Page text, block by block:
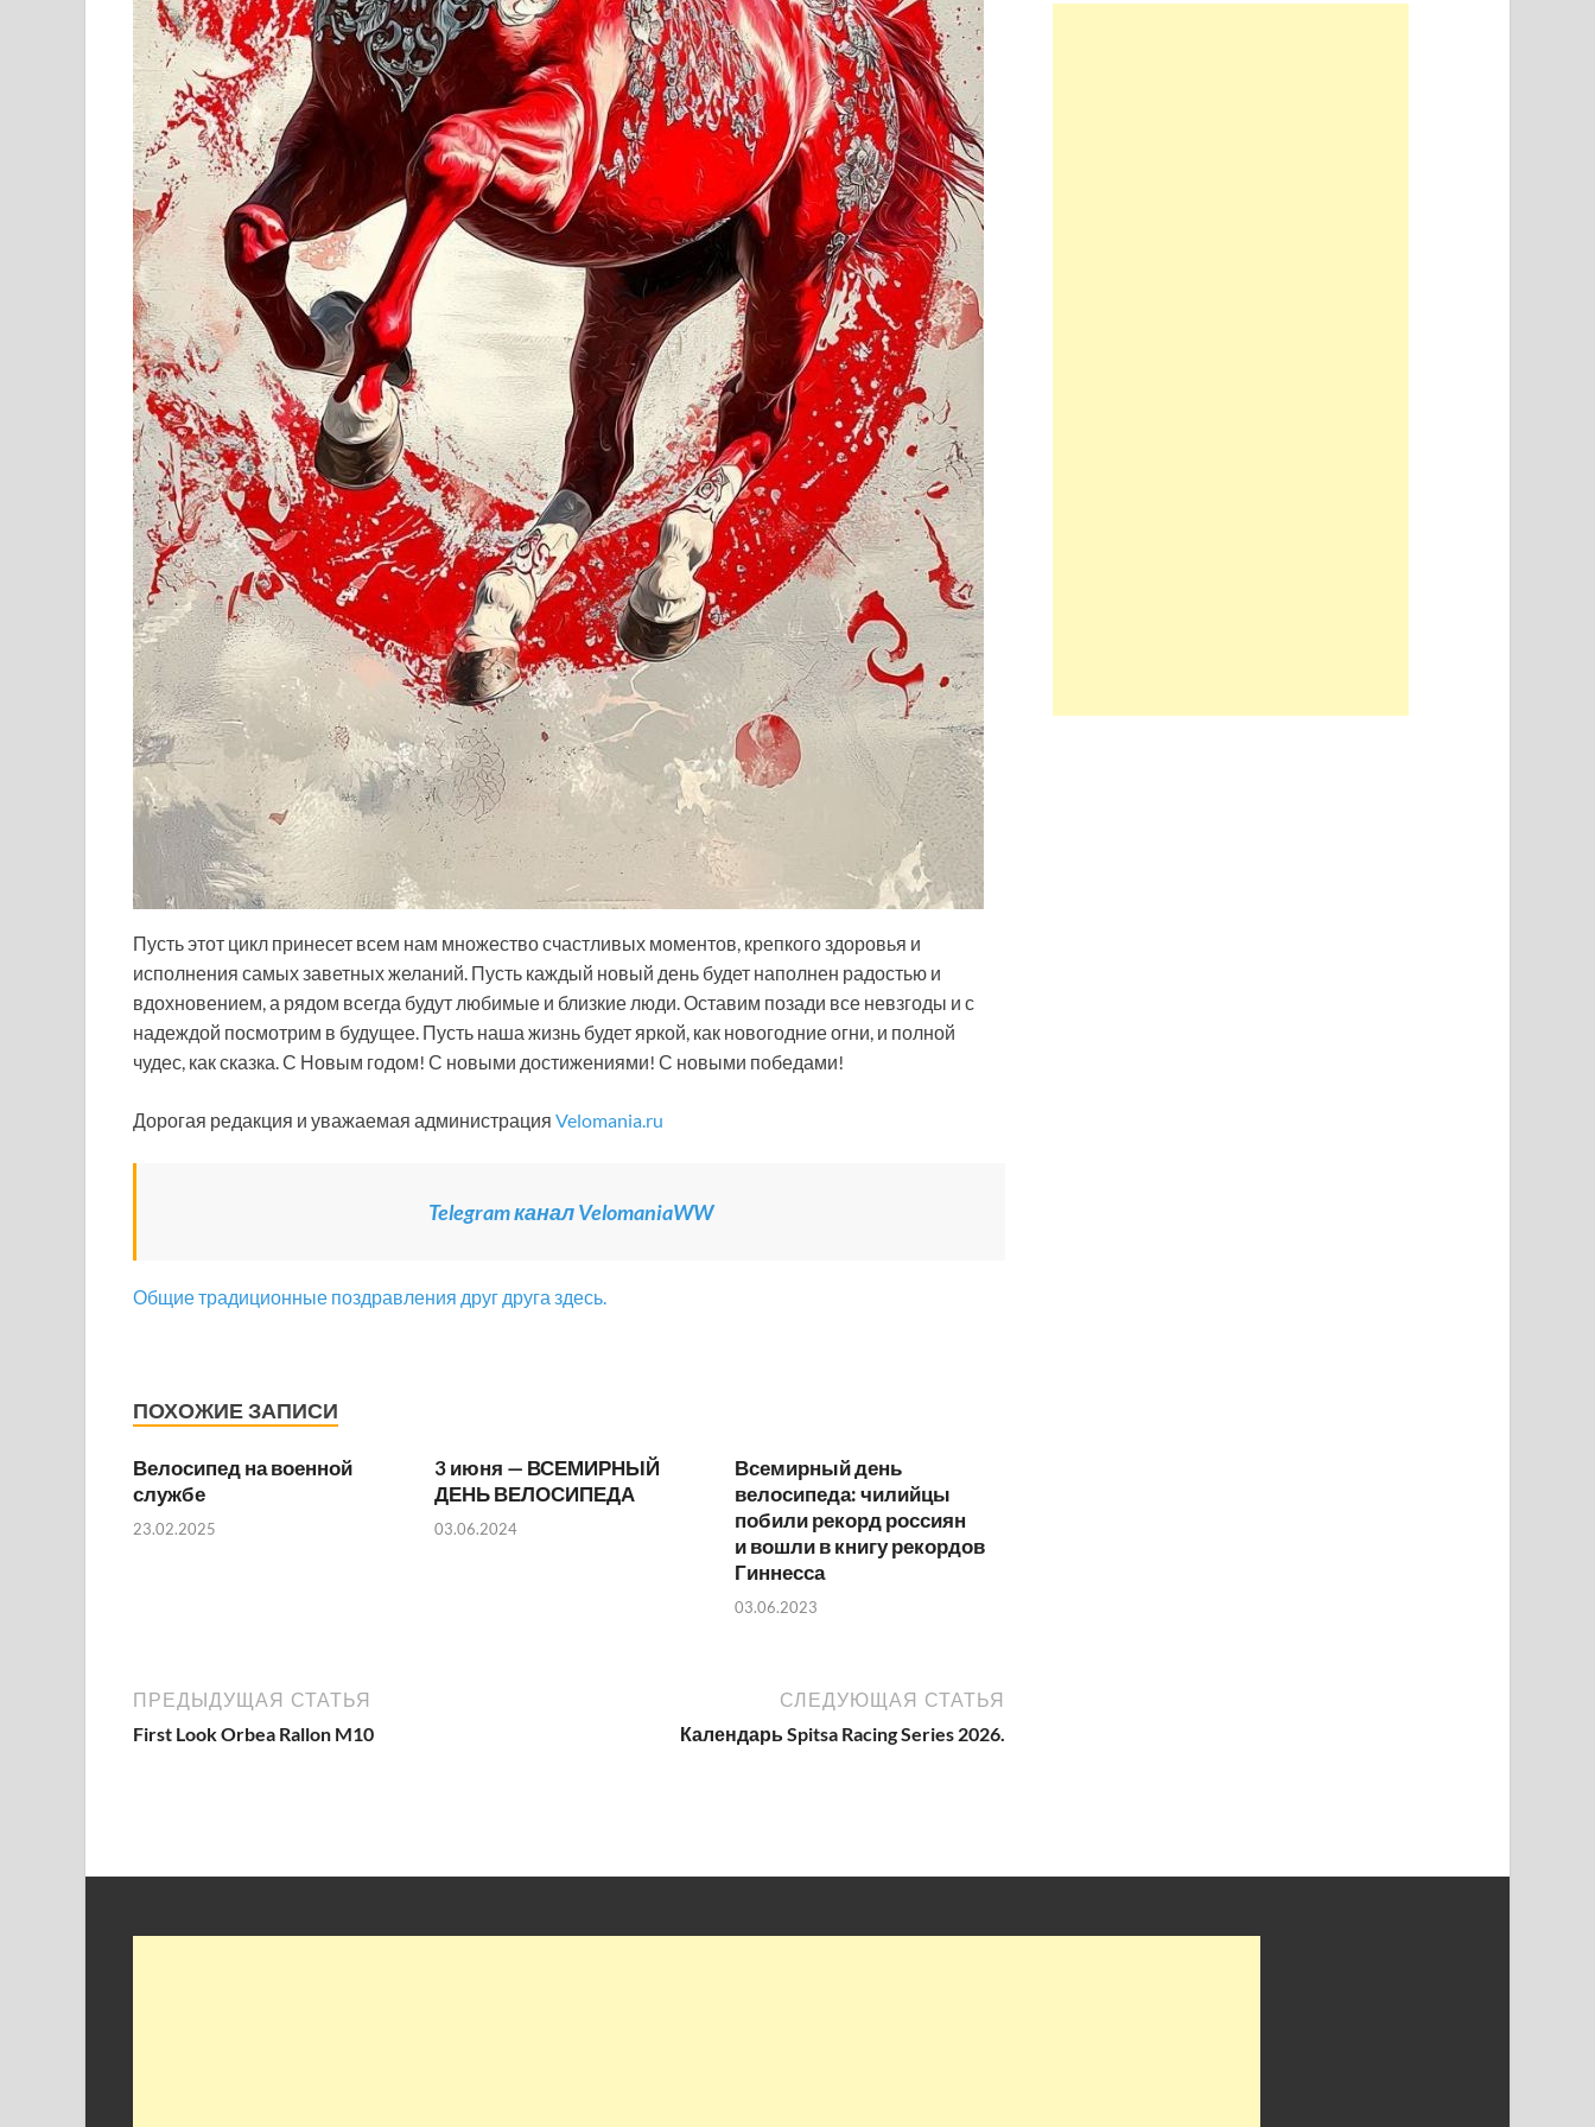
Пусть этот цикл принесет всем нам множество счастливых моментов, крепкого здоровья и
исполнения самых заветных желаний. Пусть каждый новый день будет наполнен радостью и
вдохновением, а рядом всегда будут любимые и близкие люди. Оставим позади все невзгоды и с
надеждой посмотрим в будущее. Пусть наша жизнь будет яркой, как новогодние огни, и полной
чудес, как сказка. С Новым годом! С новыми достижениями! С новыми победами!
Дорогая редакция и уважаемая администрация Velomania.ru
Telegram канал VelomaniaWW
Общие традиционные поздравления друг друга здесь.
ПОХОЖИЕ ЗАПИСИ
Велосипед на военной
службе
23.02.2025
3 июня — ВСЕМИРНЫЙ
ДЕНЬ ВЕЛОСИПЕДА
03.06.2024
Всемирный день
велосипеда: чилийцы
побили рекорд россиян
и вошли в книгу рекордов
Гиннесса
03.06.2023
ПРЕДЫДУЩАЯ СТАТЬЯ
First Look Orbea Rallon M10
СЛЕДУЮЩАЯ СТАТЬЯ
Календарь Spitsa Racing Series 2026.